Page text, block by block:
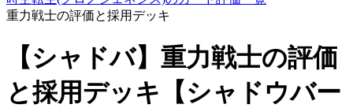
重力戦士の評価と採用デッキ
【シャドバ】重力戦士の評価
と採用デッキ【シャドウバー